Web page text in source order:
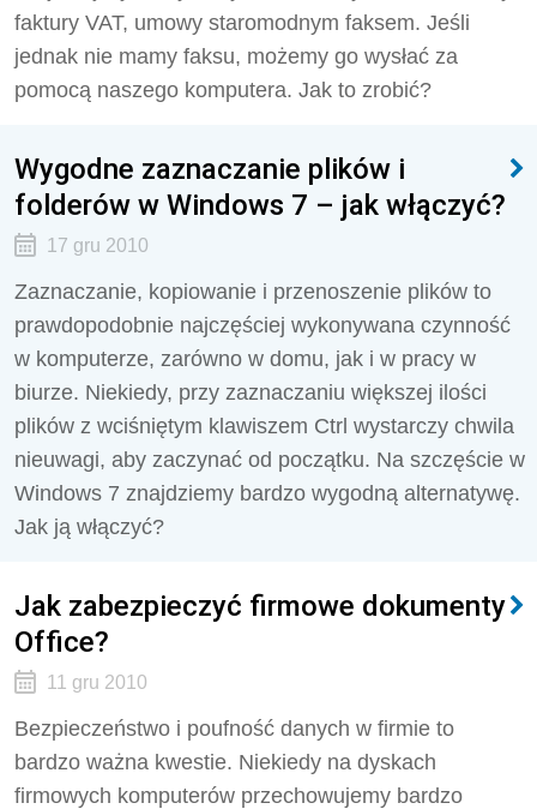
faktury VAT, umowy staromodnym faksem. Jeśli
jednak nie mamy faksu, możemy go wysłać za
pomocą naszego komputera. Jak to zrobić?
Wygodne zaznaczanie plików i
folderów w Windows 7 – jak włączyć?
17 gru 2010
Zaznaczanie, kopiowanie i przenoszenie plików to
prawdopodobnie najczęściej wykonywana czynność
w komputerze, zarówno w domu, jak i w pracy w
biurze. Niekiedy, przy zaznaczaniu większej ilości
plików z wciśniętym klawiszem Ctrl wystarczy chwila
nieuwagi, aby zaczynać od początku. Na szczęście w
Windows 7 znajdziemy bardzo wygodną alternatywę.
Jak ją włączyć?
Jak zabezpieczyć firmowe dokumenty
Office?
11 gru 2010
Bezpieczeństwo i poufność danych w firmie to
bardzo ważna kwestie. Niekiedy na dyskach
firmowych komputerów przechowujemy bardzo